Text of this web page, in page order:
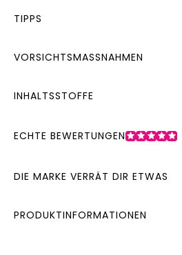
TIPPS
VORSICHTSMASSNAHMEN
INHALTSSTOFFE
ECHTE BEWERTUNGEN
DIE MARKE VERRÄT DIR ETWAS
PRODUKTINFORMATIONEN